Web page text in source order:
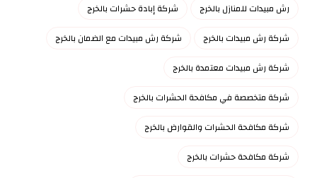
رش مبيدات للمنازل بالخرج
شركة إبادة حشرات بالخرج
شركة رش مبيدات بالخرج
شركة رش مبيدات مع الضمان بالخرج
شركة رش مبيدات معتمدة بالخرج
شركة متخصصة في مكافحة الحشرات بالخرج
شركة مكافحة الحشرات والقوارض بالخرج
شركة مكافحة حشرات بالخرج